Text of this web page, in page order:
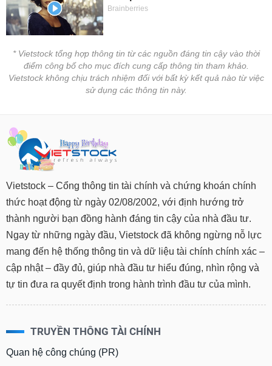
* Vietstock tổng hợp thông tin từ các nguồn đáng tin cậy vào thời
điểm công bố cho mục đích cung cấp thông tin tham khảo.
Vietstock không chịu trách nhiệm đối với bất kỳ kết quả nào từ việc
sử dụng các thông tin này.
Vietstock – Cổng thông tin tài chính và chứng khoán chính
thức hoạt động từ ngày 02/08/2002, với định hướng trở
thành người bạn đồng hành đáng tin cậy của nhà đầu tư.
Ngay từ những ngày đầu, Vietstock đã không ngừng nỗ lực
mang đến hệ thống thông tin và dữ liệu tài chính chính xác –
cập nhật – đầy đủ, giúp nhà đầu tư hiểu đúng, nhìn rộng và
tự tin đưa ra quyết định trong hành trình đầu tư của mình.
TRUYỀN THÔNG TÀI CHÍNH
Quan hệ công chúng (PR)
Truyền
thông
chính
Dữ
liệu
tài
chính